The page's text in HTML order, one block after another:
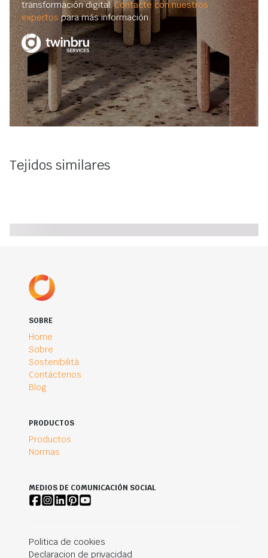
transformación digital.Contacte con nuestros
expertos para más información.
Tejidos similares
SOBRE
Home
Sobre
Sostenibilità
Contáctenos
Blog
PRODUCTOS
Productos
Normas
MEDIOS DE COMUNICACIÓN SOCIAL
Politica de cookies
Declaracion de privacidad